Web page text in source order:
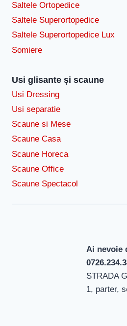
Saltele Ortopedice
Saltele Superortopedice
Saltele Superortopedice Lux
Somiere
Usi glisante și scaune
Usi Dressing
Usi separatie
Scaune si Mese
Scaune Casa
Scaune Horeca
Scaune Office
Scaune Spectacol
Ai nevoie
STRADA
1, parter,